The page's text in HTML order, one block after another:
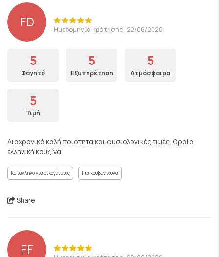
FD Ημερομηνία κράτησης: 22/06/2026
5
Φαγητό
5
Εξυπηρέτηση
5
Ατμόσφαιρα
5
Τιμή
Διαχρονικά καλή ποιότητα και φυσιολογικές τιμές. Ωραία
ελληνική κουζίνα.
Κατάλληλο για οικογένειες Για κουβεντούλα
Share
FF